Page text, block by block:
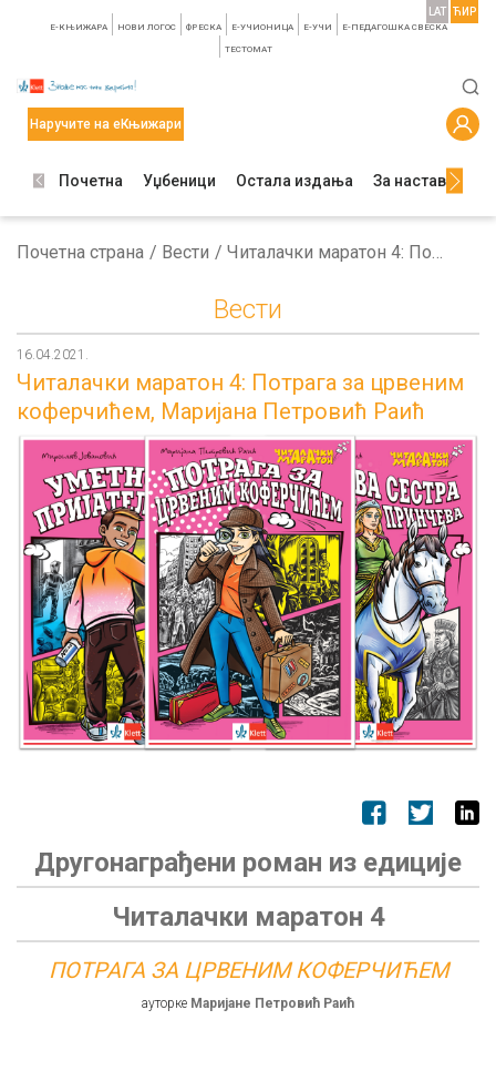
E-КЊИЖАРА НОВИ ЛОГОС ФРЕСКА E-УЧИОНИЦА E-УЧИ Е-ПЕДАГОШКА СВЕСКА
TЕСТОМАТ
LAT ЋИР
Наручите на еКњижари
Почетна Уџбеници Остала издања За наставнике
Почетна страна Вести Читалачки маратон 4: Потрага за црвеним коферчићем, Маријана Петровић Раић
Вести
16.04.2021.
Читалачки маратон 4: Потрага за црвеним
коферчићем, Маријана Петровић Раић
Другонаграђени роман из едиције
Читалачки маратон 4
ПОТРАГА ЗА ЦРВЕНИМ КОФЕРЧИЋЕМ
ауторке Маријане Петровић Раић